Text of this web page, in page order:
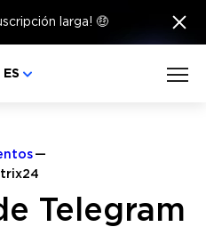
larga! 🤑 ×
lengua
ES
Telegram